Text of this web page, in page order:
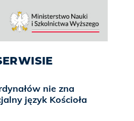
nie zna
język Kościoła